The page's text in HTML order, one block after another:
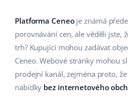
Base Connect
AI pro e-commerce
Base Analytics
Domov a zahrada
Výrobky pro děti
Elektronika
Podpora
Akademie
Čeština
english (GB)
english (IN)
Platforma Ceneoje známá
porovnávání cen, ale věděli jste,
trh? Kupující mohou zadávat
Ceneo. Webové stránky mohou
prodejní kanál, zejména proto,
nabídky bez internetového